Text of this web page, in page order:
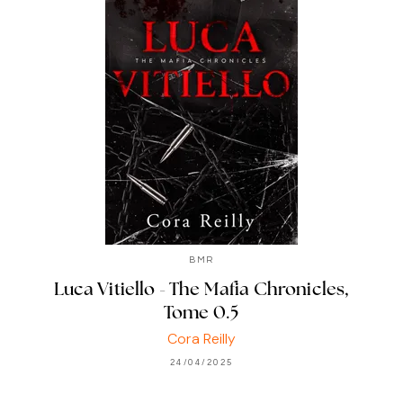
BMR
Luca Vitiello - The Mafia Chronicles,
Tome 0.5
Cora Reilly
24/04/2025